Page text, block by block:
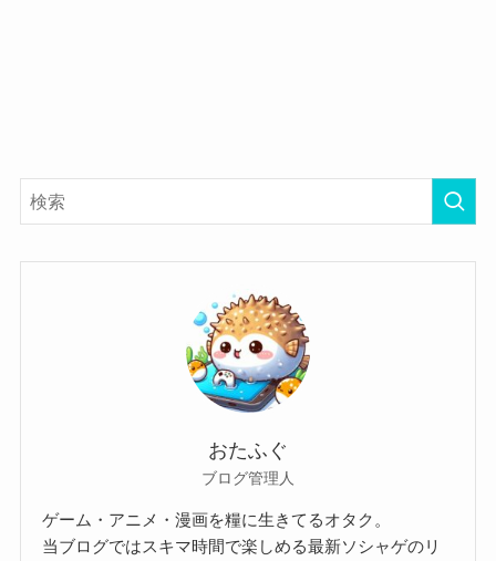
おたふぐ
ブログ管理人
ゲーム・アニメ・漫画を糧に生きてるオタク。
当ブログではスキマ時間で楽しめる最新ソシャゲのリ